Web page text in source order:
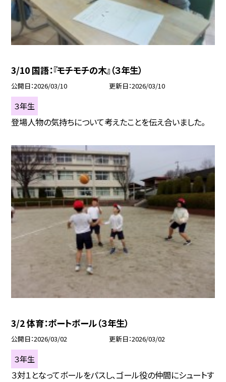
3/10 国語：『モチモチの木』（３年生）
公開日 2026/03/10 更新日 2026/03/10
３年生
登場人物の気持ちについて考えたことを伝え合いました。
3/2 体育：ポートボール（３年生）
公開日 2026/03/02 更新日 2026/03/02
３年生
３対１となってボールをパスし、ゴール役の仲間にシュートす